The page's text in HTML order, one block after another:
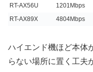
RT-AX56U
1201Mbps
RT-AX89X
4804Mbps
ハイエンド機ほど本体
らない場所に置く工夫